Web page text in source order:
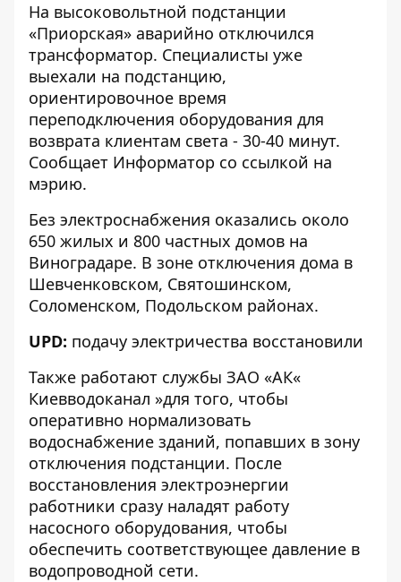
На высоковольтной подстанции
«Приорская» аварийно отключился
трансформатор. Специалисты уже
выехали на подстанцию,
ориентировочное время
переподключения оборудования для
возврата клиентам света - 30-40 минут.
Сообщает Информатор со ссылкой на
мэрию.
Без электроснабжения оказались около
650 жилых и 800 частных домов на
Виноградаре. В зоне отключения дома в
Шевченковском, Святошинском,
Соломенском, Подольском районах.
UPD: подачу электричества восстановили
Также работают службы ЗАО «АК«
Киевводоканал »для того, чтобы
оперативно нормализовать
водоснабжение зданий, попавших в зону
отключения подстанции. После
восстановления электроэнергии
работники сразу наладят работу
насосного оборудования, чтобы
обеспечить соответствующее давление в
водопроводной сети.